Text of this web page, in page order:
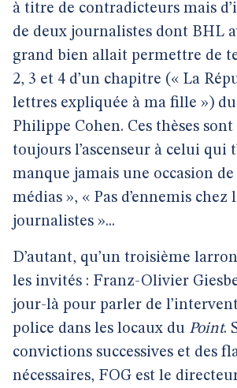
à titre de contradicteurs mais
de deux journalistes dont BHL
grand bien allait permettre de
2, 3 et 4 d’un chapitre (« La
lettres expliquée à ma fille »)
Philippe Cohen. Ces thèses sont
toujours l’ascenseur à celui qui
manque jamais une occasion
médias », « Pas d’ennemis chez
journalistes »...
D’autant, qu’un troisième
les invités : Franz-Olivier
jour-là pour parler de
police dans les locaux du Point.
convictions successives et des
nécessaires, FOG est le